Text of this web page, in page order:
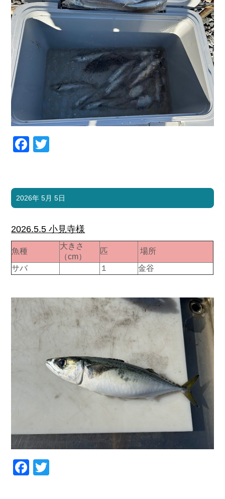
Facebook
2026年 5月 5日
2026.5.5 小見寺様
魚種
大きさ
（cm）
匹
場所
サバ
１ 金谷
Facebook